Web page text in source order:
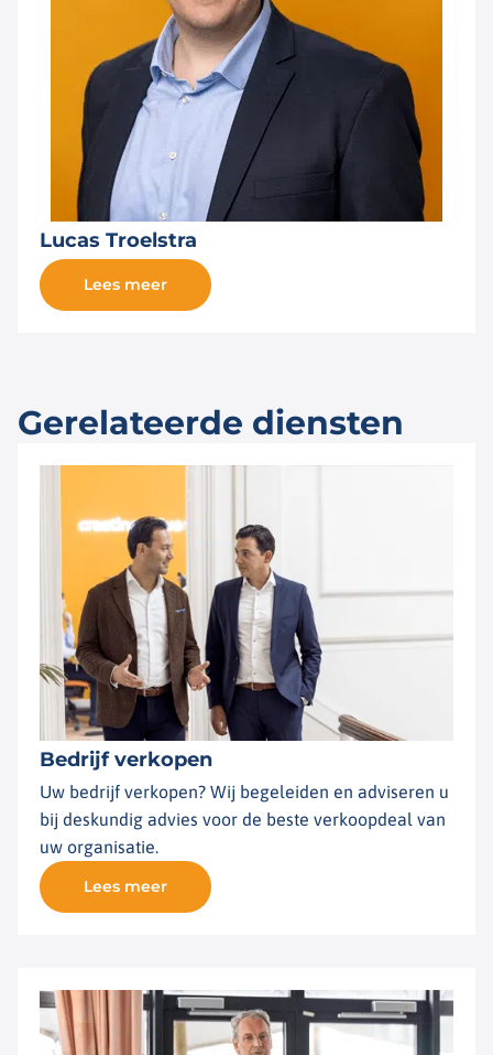
Lucas Troelstra
Lees meer
Gerelateerde diensten
Bedrijf verkopen
Uw bedrijf verkopen? Wij begeleiden en adviseren u
bij deskundig advies voor de beste verkoopdeal van
uw organisatie.
Lees meer